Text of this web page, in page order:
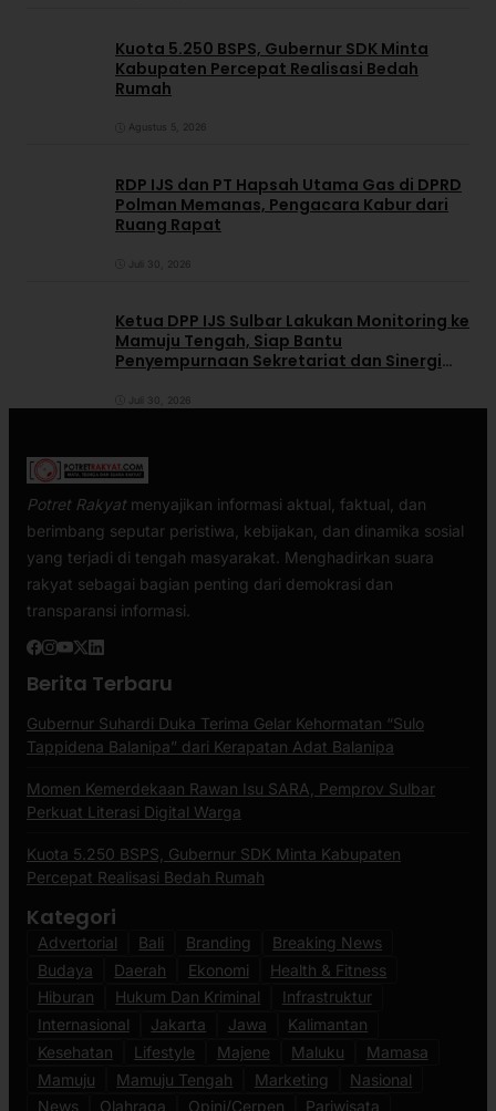
Kuota 5.250 BSPS, Gubernur SDK Minta
Kabupaten Percepat Realisasi Bedah
Rumah
Agustus 5, 2026
RDP IJS dan PT Hapsah Utama Gas di DPRD
Polman Memanas, Pengacara Kabur dari
Ruang Rapat
Juli 30, 2026
Ketua DPP IJS Sulbar Lakukan Monitoring ke
Mamuju Tengah, Siap Bantu
Penyempurnaan Sekretariat dan Sinergi
Juli 30, 2026
Potret Rakyatmenyajikan informasi aktual, faktual, dan
berimbang seputar peristiwa, kebijakan, dan dinamika sosial
yang terjadi di tengah masyarakat. Menghadirkan suara
rakyat sebagai bagian penting dari demokrasi dan
transparansi informasi.
Berita Terbaru
Gubernur Suhardi Duka Terima Gelar Kehormatan “Sulo
Tappidena Balanipa” dari Kerapatan Adat Balanipa
Momen Kemerdekaan Rawan Isu SARA, Pemprov Sulbar
Perkuat Literasi Digital Warga
Kuota 5.250 BSPS, Gubernur SDK Minta Kabupaten
Percepat Realisasi Bedah Rumah
Kategori
Advertorial Bali Branding
Breaking News
Budaya
Daerah Ekonomi
Health & Fitness
Hiburan
Hukum Dan Kriminal
Infrastruktur
Internasional
Jakarta Jawa
Kalimantan
Kesehatan
Lifestyle Majene Maluku
Mamasa
Mamuju
Mamuju Tengah Marketing
Nasional
News
Olahraga Opini/Cerpen Pariwisata